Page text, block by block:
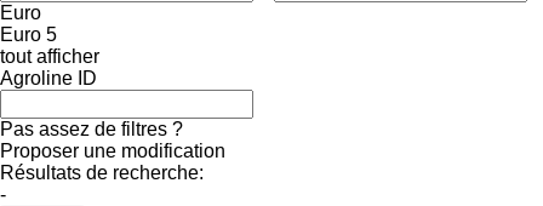
Euro
Euro 5
tout afficher
Agroline ID
Pas assez de filtres ?
Proposer une modification
Résultats de recherche:
-